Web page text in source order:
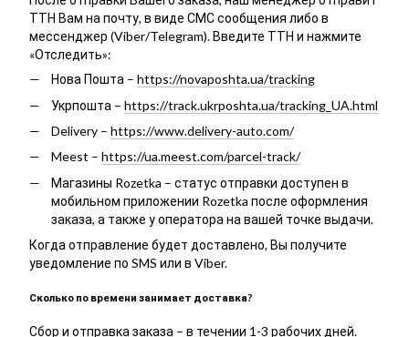
ТТН Вам на почту, в виде СМС сообщения либо в
мессенджер (Viber/Telegram). Введите ТТН и нажмите
«Отследить»:
Нова Пошта – https://novaposhta.ua/tracking
Укрпошта – https://track.ukrposhta.ua/tracking_UA.html
Delivery – https://www.delivery-auto.com/
Meest – https://ua.meest.com/parcel-track/
Магазины Rozetka – статус отправки доступен в
мобильном приложении Rozetka после оформления
заказа, а также у оператора на вашей точке выдачи.
Когда отправление будет доставлено, Вы получите
уведомление по SMS или в Viber.
Сколько по времени занимает доставка?
Сбор и отправка заказа – в течении 1-3 рабочих дней.